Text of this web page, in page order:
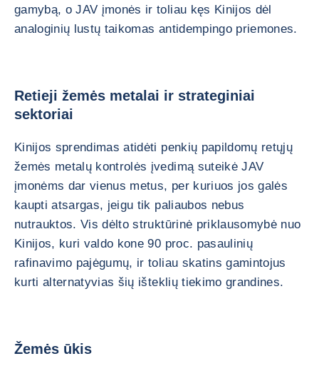
gamybą, o JAV įmonės ir toliau kęs Kinijos dėl
analoginių lustų taikomas antidempingo priemones.
Retieji žemės metalai ir strateginiai
sektoriai
Kinijos sprendimas atidėti penkių papildomų retųjų
žemės metalų kontrolės įvedimą suteikė JAV
įmonėms dar vienus metus, per kuriuos jos galės
kaupti atsargas, jeigu tik paliaubos nebus
nutrauktos. Vis dėlto struktūrinė priklausomybė nuo
Kinijos, kuri valdo kone 90 proc. pasaulinių
rafinavimo pajėgumų, ir toliau skatins gamintojus
kurti alternatyvias šių išteklių tiekimo grandines.
Žemės ūkis